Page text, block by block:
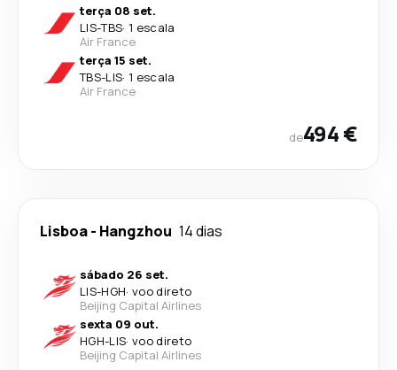
terça 08 set.
LIS-TBS· 1 escala
Air France
terça 15 set.
TBS-LIS· 1 escala
Air France
de494 €
Lisboa- Hangzhou 14 dias
sábado 26 set.
LIS-HGH· voo direto
Beijing Capital Airlines
sexta 09 out.
HGH-LIS· voo direto
Beijing Capital Airlines